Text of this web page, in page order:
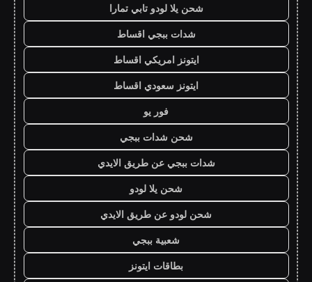
شحن يلا لودو تابي تمارا
شدات ببجي اقساط
ايتونز امريكي اقساط
ايتونز سعودي اقساط
فور يو
شحن شدات ببجي
شدات ببجي عن طريق الايدي
شحن يلا لودو
شحن لودو عن طريق الايدي
شعبية ببجي
بطاقات ايتونز